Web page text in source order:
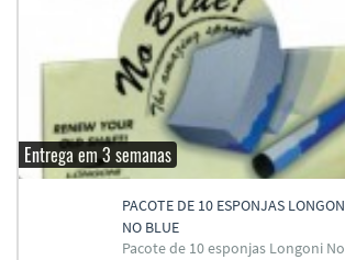
Entrega em 3 semanas
PACOTE DE 10 ESPONJAS
NO BLUE
Pacote de 10 esponjas Longoni No